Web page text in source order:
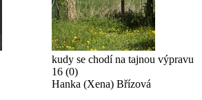
kudy se chodí na tajnou výpravu
16 (0)
Hanka (Xena) Břízová